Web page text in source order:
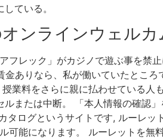
ている。
ンラインウェルカ
レック」がカジノで遊ぶ事を禁
ありなら、私が働いていたとこ
業料をさらに親に払わせている人
または中断。 「本人情報の確認
ログというサイトです, ルーレッ
能になります。 ルーレットを無